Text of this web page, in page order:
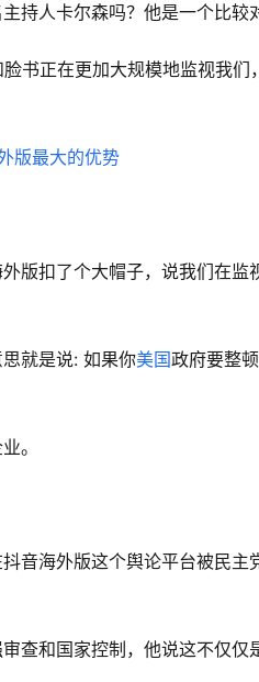
持人卡尔森吗？他是一个比较
书正在更加大规模地监视我们
版扣了个大帽子，说我们在监
就是说: 如果你美国政府要整
。
音海外版这个舆论平台被民主
查和国家控制，他说这不仅仅